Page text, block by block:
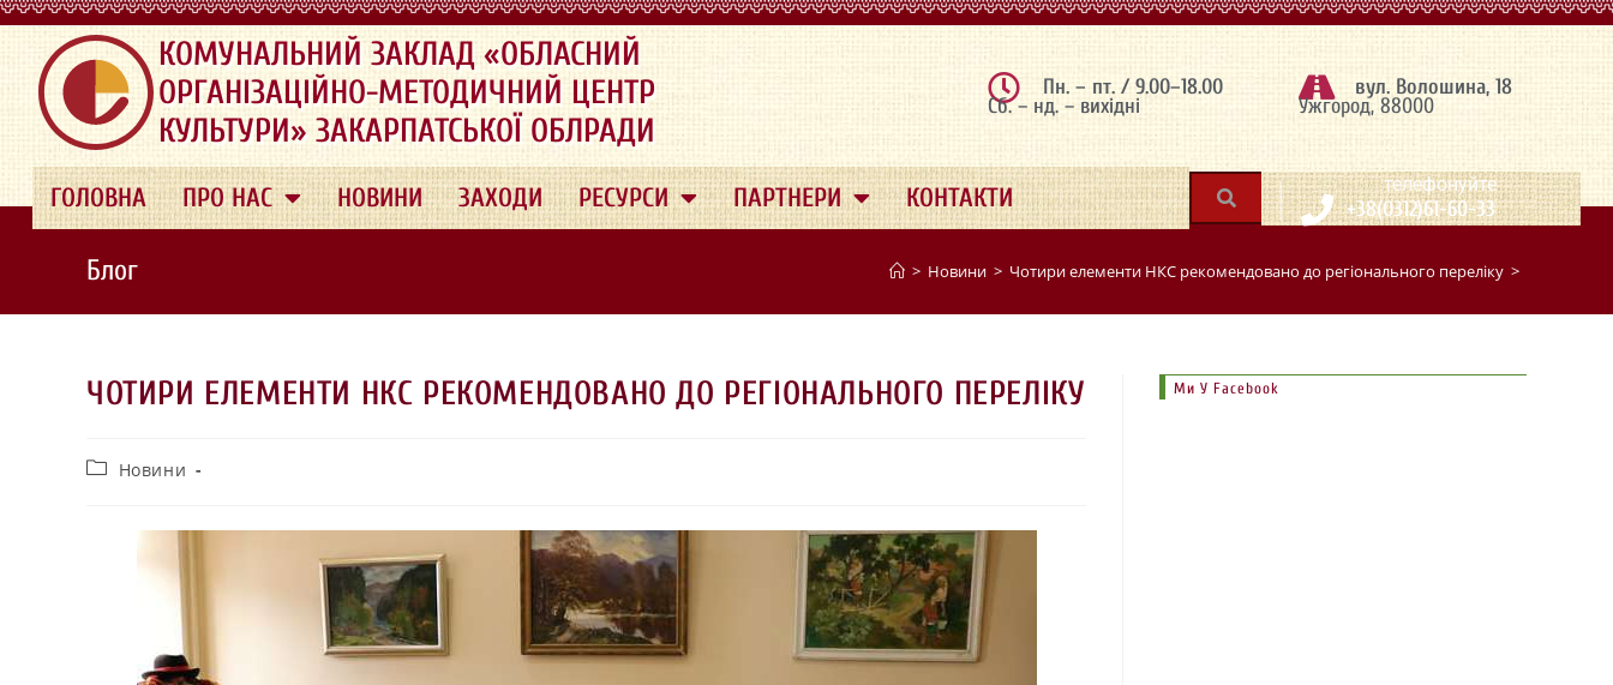
.
КОМУНАЛЬНИЙ ЗАКЛАД «ОБЛАСНИЙ
ОРГАНІЗАЦІЙНО-МЕТОДИЧНИЙ ЦЕНТР
КУЛЬТУРИ» ЗАКАРПАТСЬКОЇ ОБЛРАДИ
Пн. – пт. / 9.00–18.00
Сб. – нд. – вихідні
вул. Волошина, 18
Ужгород, 88000
ГОЛОВНА ПРО НАС НОВИНИ ЗАХОДИ РЕСУРСИ ПАРТНЕРИ КОНТАКТИ | телефонуйте
+38(0312)61-60-33
Блог > Новини > Чотири елементи НКС рекомендовано до регіонального переліку >
ЧОТИРИ ЕЛЕМЕНТИ НКС РЕКОМЕНДОВАНО ДО РЕГІОНАЛЬНОГО ПЕРЕЛІКУ
Новини
Ми У Facebook